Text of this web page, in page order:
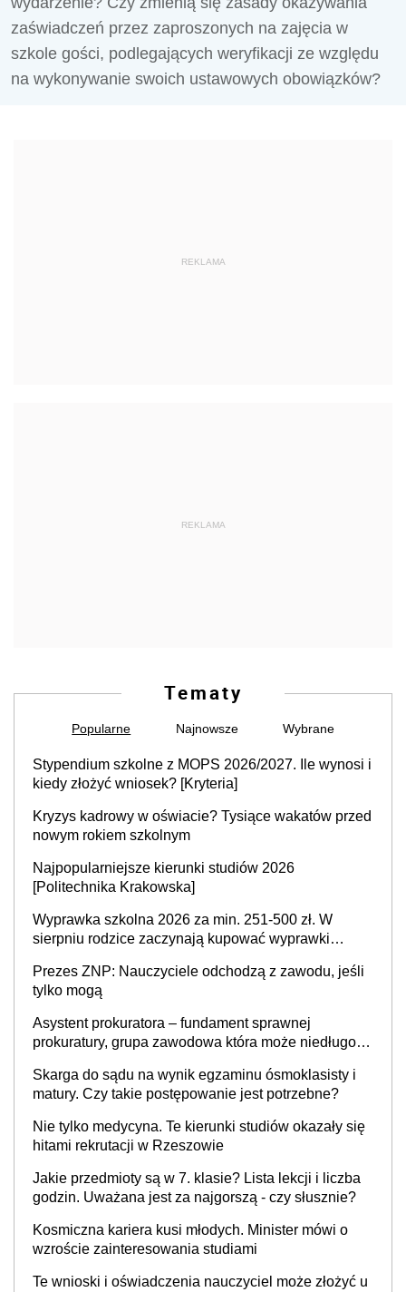
zaświadczeń przez zaproszonych na zajęcia w
szkole gości, podlegających weryfikacji ze względu
na wykonywanie swoich ustawowych obowiązków?
REKLAMA
REKLAMA
Tematy
Popularne Najnowsze Wybrane
Stypendium szkolne z MOPS 2026/2027. Ile wynosi i
kiedy złożyć wniosek? [Kryteria]
Kryzys kadrowy w oświacie? Tysiące wakatów przed
nowym rokiem szkolnym
Najpopularniejsze kierunki studiów 2026
[Politechnika Krakowska]
Wyprawka szkolna 2026 za min. 251-500 zł. W
sierpniu rodzice zaczynają kupować wyprawki
ponad 1 tys. zł
Prezes ZNP: Nauczyciele odchodzą z zawodu, jeśli
tylko mogą
Asystent prokuratora – fundament sprawnej
prokuratury, grupa zawodowa która może niedługo
Skarga do sądu na wynik egzaminu ósmoklasisty i
matury. Czy takie postępowanie jest potrzebne?
Nie tylko medycyna. Te kierunki studiów okazały się
hitami rekrutacji w Rzeszowie
Jakie przedmioty są w 7. klasie? Lista lekcji i liczba
godzin. Uważana jest za najgorszą - czy słusznie?
Kosmiczna kariera kusi młodych. Minister mówi o
wzroście zainteresowania studiami
Te wnioski i oświadczenia nauczyciel może złożyć u